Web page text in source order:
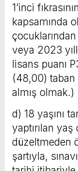
1’inci
kapsamında
veya 2023
lisans puanı
(48,00) taban
almış olmak.)
d) 18 yaşını
yaptırılan
düzeltmeden
şartıyla,